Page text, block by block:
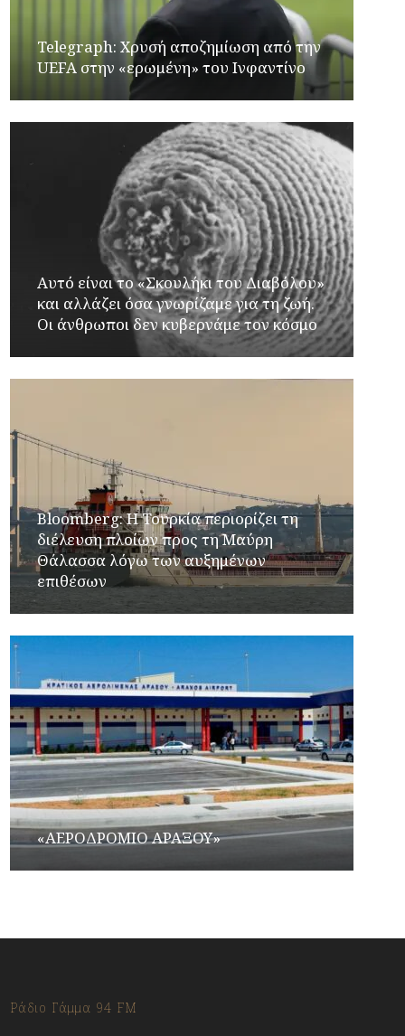
Telegraph: Χρυσή αποζημίωση από την
UEFA στην «ερωμένη» του Ινφαντίνο
Αυτό είναι το «Σκουλήκι του Διαβόλου»
και αλλάζει όσα γνωρίζαμε για τη ζωή.
Οι άνθρωποι δεν κυβερνάμε τον κόσμο
Bloomberg: Η Τουρκία περιορίζει τη
διέλευση πλοίων προς τη Μαύρη
Θάλασσα λόγω των αυξημένων
επιθέσων
«ΑΕΡΟΔΡΟΜΙΟ ΑΡΑΞΟΥ»
Ράδιο Γάμμα 94 FM